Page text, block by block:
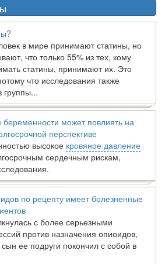
в мире принимают статины, но
что только 55% из тех, кому
статины, принимают их. Это
что исследования также
группы...
может повлиять на
перспективе
высокое кровяное давление
сердечным рискам,
по рецепту имеет болезненные
с более серьезными
против назначения опиоидов,
ее подруги покончил с собой в